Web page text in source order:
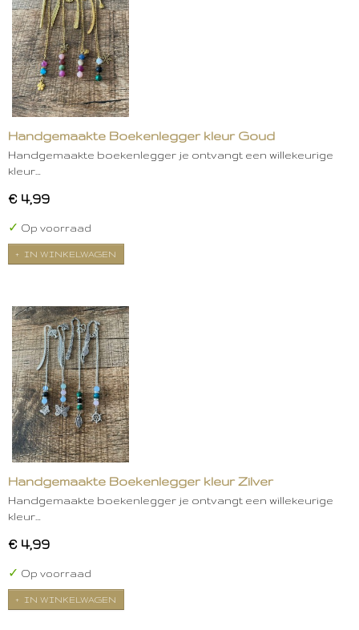
Handgemaakte Boekenlegger kleur Goud
Handgemaakte boekenlegger je ontvangt een willekeurige
kleur…
€ 4,99
✓ Op voorraad
IN WINKELWAGEN
Handgemaakte Boekenlegger kleur Zilver
Handgemaakte boekenlegger je ontvangt een willekeurige
kleur…
€ 4,99
✓ Op voorraad
IN WINKELWAGEN